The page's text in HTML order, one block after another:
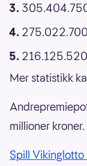
Mer statistikk
millioner kroner.
Spill